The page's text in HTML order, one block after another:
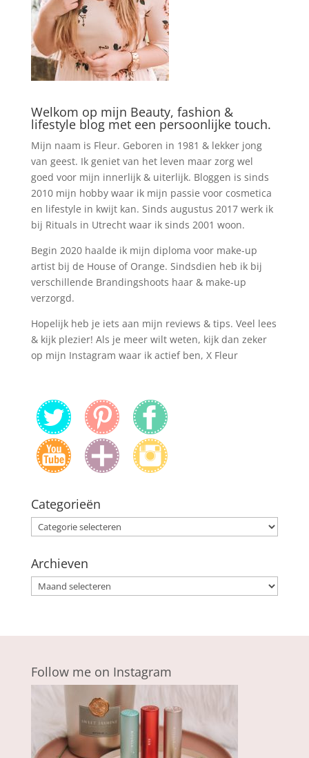
Welkom op mijn Beauty, fashion &
lifestyle blog met een persoonlijke touch.
Mijn naam is Fleur. Geboren in 1981 & lekker jong
van geest. Ik geniet van het leven maar zorg wel
goed voor mijn innerlijk & uiterlijk. Bloggen is sinds
2010 mijn hobby waar ik mijn passie voor cosmetica
en lifestyle in kwijt kan. Sinds augustus 2017 werk ik
bij Rituals in Utrecht waar ik sinds 2001 woon.
Begin 2020 haalde ik mijn diploma voor make-up
artist bij de House of Orange. Sindsdien heb ik bij
verschillende Brandingshoots haar & make-up
verzorgd.
Hopelijk heb je iets aan mijn reviews & tips. Veel lees
& kijk plezier! Als je meer wilt weten, kijk dan zeker
op mijn Instagram waar ik actief ben, X Fleur
Categorieën
Categorieën
Archieven
Archieven
Follow me on Instagram